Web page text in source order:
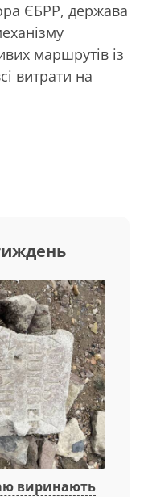
ЄБРР, держава
маршрутів із
витрати на
виринають